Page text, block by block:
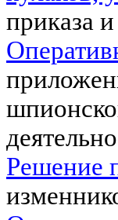
приказа
Решение